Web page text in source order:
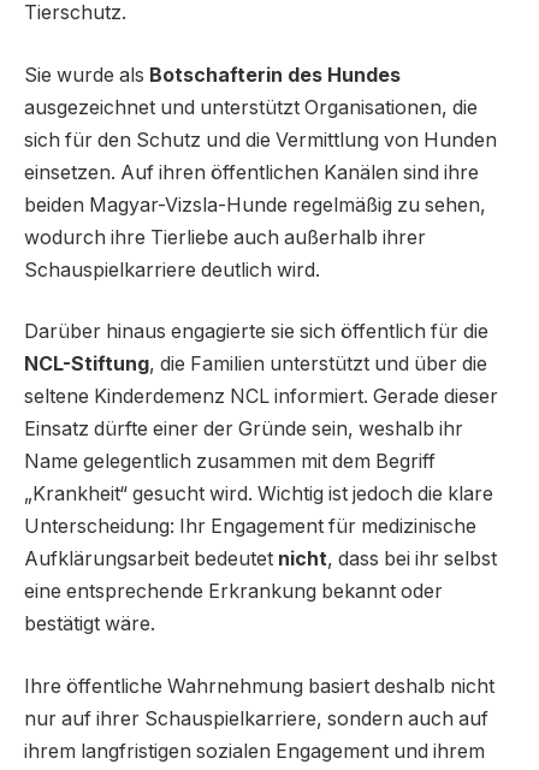
Tierschutz.
Sie wurde als Botschafterin des Hundes
ausgezeichnet und unterstützt Organisationen, die
sich für den Schutz und die Vermittlung von Hunden
einsetzen. Auf ihren öffentlichen Kanälen sind ihre
beiden Magyar-Vizsla-Hunde regelmäßig zu sehen,
wodurch ihre Tierliebe auch außerhalb ihrer
Schauspielkarriere deutlich wird.
Darüber hinaus engagierte sie sich öffentlich für die
NCL-Stiftung, die Familien unterstützt und über die
seltene Kinderdemenz NCL informiert. Gerade dieser
Einsatz dürfte einer der Gründe sein, weshalb ihr
Name gelegentlich zusammen mit dem Begriff
„Krankheit“ gesucht wird. Wichtig ist jedoch die klare
Unterscheidung: Ihr Engagement für medizinische
Aufklärungsarbeit bedeutet nicht, dass bei ihr selbst
eine entsprechende Erkrankung bekannt oder
bestätigt wäre.
Ihre öffentliche Wahrnehmung basiert deshalb nicht
nur auf ihrer Schauspielkarriere, sondern auch auf
ihrem langfristigen sozialen Engagement und ihrem